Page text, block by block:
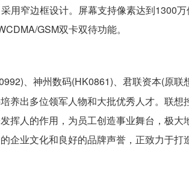
用窄边框设计。屏幕支持像素达到1300
GSM双卡双待功能。
、神州数码(HK0861)、君联资本(原联想
养出多位领军人物和大批优秀人才。联想
挥人的作用，为员工创造事业舞台，极
企业文化和良好的品牌声誉，正致力于